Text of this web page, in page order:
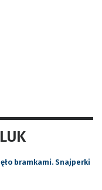
bramkami. Snajperki